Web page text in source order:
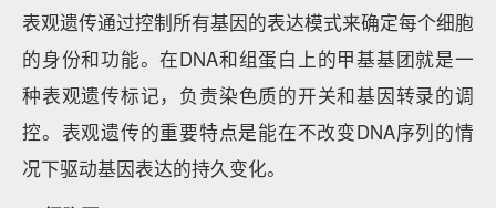
表观遗传通过控制所有基因的表达模式来确定每个细胞
的身份和功能。在DNA和组蛋白上的甲基基团就是一
种表观遗传标记，负责染色质的开关和基因转录的调
控。表观遗传的重要特点是能在不改变DNA序列的情
况下驱动基因表达的持久变化。